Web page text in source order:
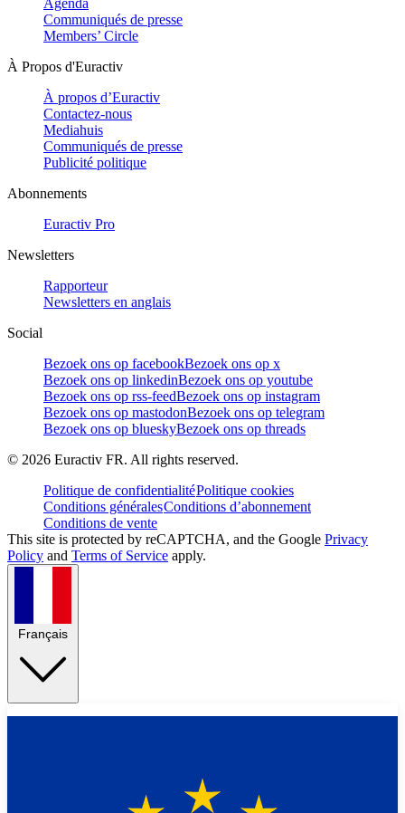
Agenda
Communiqués de presse
Members’ Circle
À Propos d'Euractiv
À propos d’Euractiv
Contactez-nous
Mediahuis
Communiqués de presse
Publicité politique
Abonnements
Euractiv Pro
Newsletters
Rapporteur
Newsletters en anglais
Social
Bezoek ons op facebookBezoek ons op x
Bezoek ons op linkedinBezoek ons op youtube
Bezoek ons op rss-feedBezoek ons op instagram
Bezoek ons op mastodonBezoek ons op telegram
Bezoek ons op blueskyBezoek ons op threads
© 2026 Euractiv FR. All rights reserved.
Politique de confidentialitéPolitique cookies
Conditions généralesConditions d’abonnement
Conditions de vente
This site is protected by reCAPTCHA, and the Google Privacy
Policy and Terms of Service apply.
Français